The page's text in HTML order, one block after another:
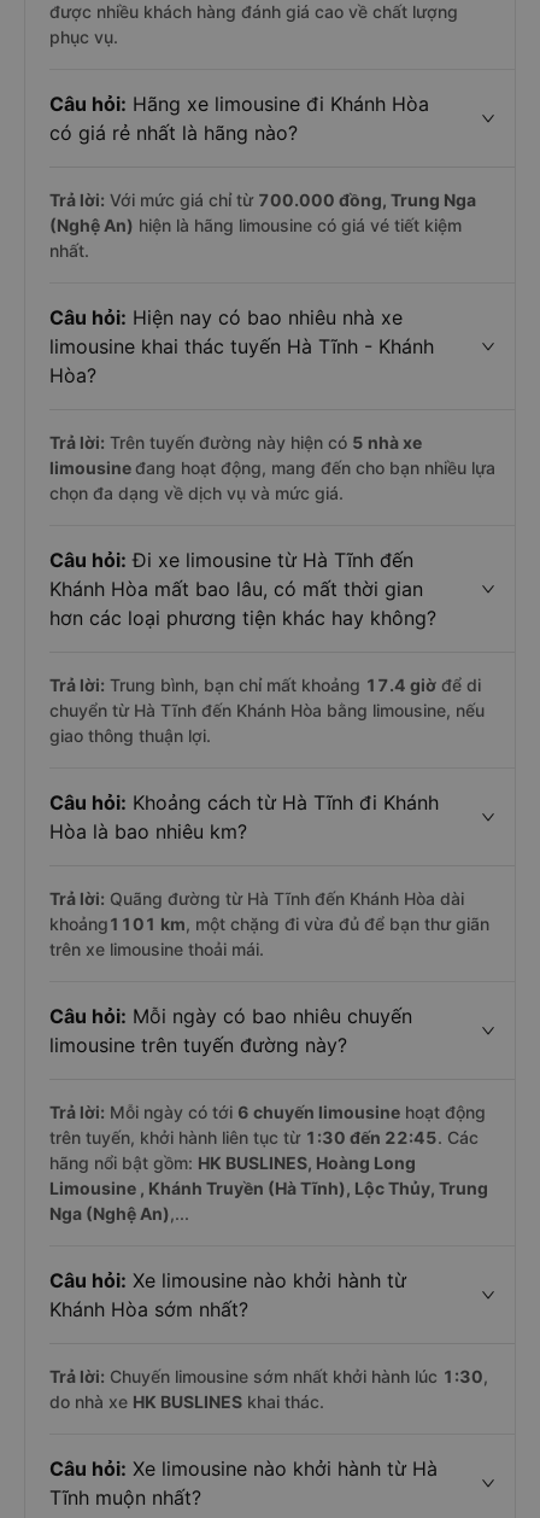
được nhiều khách hàng đánh giá cao về chất lượng
phục vụ.
Câu hỏi: Hãng xe limousine đi Khánh Hòa
có giá rẻ nhất là hãng nào?
Trả lời: Với mức giá chỉ từ 700.000 đồng, Trung Nga
(Nghệ An) hiện là hãng limousine có giá vé tiết kiệm
nhất.
Câu hỏi: Hiện nay có bao nhiêu nhà xe
limousine khai thác tuyến Hà Tĩnh - Khánh
Hòa?
Trả lời: Trên tuyến đường này hiện có 5 nhà xe
limousineđang hoạt động, mang đến cho bạn nhiều lựa
chọn đa dạng về dịch vụ và mức giá.
Câu hỏi: Đi xe limousine từ Hà Tĩnh đến
Khánh Hòa mất bao lâu, có mất thời gian
hơn các loại phương tiện khác hay không?
Trả lời: Trung bình, bạn chỉ mất khoảng 17.4 giờ để di
chuyển từ Hà Tĩnh đến Khánh Hòa bằng limousine, nếu
giao thông thuận lợi.
Câu hỏi: Khoảng cách từ Hà Tĩnh đi Khánh
Hòa là bao nhiêu km?
Trả lời: Quãng đường từ Hà Tĩnh đến Khánh Hòa dài
khoảng1101 km, một chặng đi vừa đủ để bạn thư giãn
trên xe limousine thoải mái.
Câu hỏi: Mỗi ngày có bao nhiêu chuyến
limousine trên tuyến đường này?
Trả lời: Mỗi ngày có tới 6 chuyến limousine hoạt động
trên tuyến, khởi hành liên tục từ 1:30 đến 22:45. Các
hãng nổi bật gồm: HK BUSLINES, Hoàng Long
Limousine , Khánh Truyền (Hà Tĩnh), Lộc Thủy, Trung
Nga (Nghệ An),...
Câu hỏi: Xe limousine nào khởi hành từ
Khánh Hòa sớm nhất?
Trả lời: Chuyến limousine sớm nhất khởi hành lúc 1:30,
do nhà xe HK BUSLINES khai thác.
Câu hỏi: Xe limousine nào khởi hành từ Hà
Tĩnh muộn nhất?